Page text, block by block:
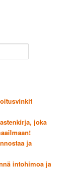
joka
ja
intohimoa ja